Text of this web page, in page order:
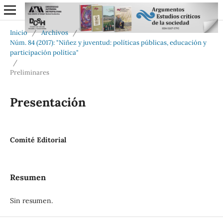
Inicio / Archivos /
Núm. 84 (2017): "Niñez y juventud: políticas públicas, educación y
participación política"
/
Preliminares
Presentación
Comité Editorial
Resumen
Sin resumen.